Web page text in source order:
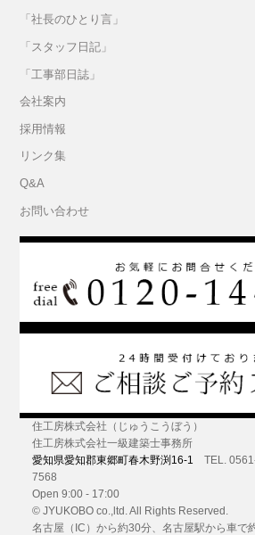
「社長のひとり言」
「スタッフ日記」
「工事部日誌」
会社案内
採用情報
リンク集
Q&A
お問い合わせ
住工房株式会社（じゅうこうぼう）
住工房株式会社一級建築士事務所
愛知県愛知郡東郷町春木野渕16-1
TEL.
7568
Open 9:00 - 17:00
© JYUKOBO co.,ltd. All Rights Reserved.
名古屋（IC）から約30分、名古屋駅から車で